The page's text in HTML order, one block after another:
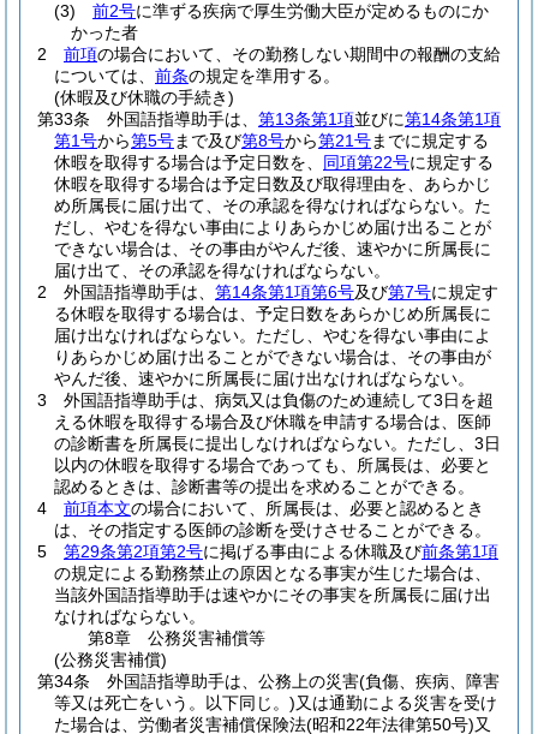
(3)
前2号に準ずる疾病で厚生労働大臣が定めるものにか
かった者
2
前項の場合において、その勤務しない期間中の報酬の支給
については、 前条の規定を準用する。
(休暇及び休職の手続き)
第33条
外国語指導助手は、 第13条第1項並びに第14条第1項
第1号から第5号まで及び第8号から第21号までに規定する
休暇を取得する場合は予定日数を、 同項第22号に規定する
休暇を取得する場合は予定日数及び取得理由を、あらかじ
め所属長に届け出て、その承認を得なければならない。 た
だし、やむを得ない事由によりあらかじめ届け出ることが
できない場合は、その事由がやんだ後、速やかに所属長に
届け出て、その承認を得なければならない。
2
外国語指導助手は、 第14条第1項第6号及び第7号に規定す
る休暇を取得する場合は、予定日数をあらかじめ所属長に
届け出なければならない。 ただし、やむを得ない事由によ
りあらかじめ届け出ることができない場合は、その事由が
やんだ後、速やかに所属長に届け出なければならない。
3
外国語指導助手は、病気又は負傷のため連続して3日を超
える休暇を取得する場合及び休職を申請する場合は、医師
の診断書を所属長に提出しなければならない。 ただし、3日
以内の休暇を取得する場合であっても、所属長は、必要と
認めるときは、診断書等の提出を求めることができる。
4
前項本文の場合において、所属長は、必要と認めるとき
は、その指定する医師の診断を受けさせることができる。
5
第29条第2項第2号に掲げる事由による休職及び前条第1項
の規定による勤務禁止の原因となる事実が生じた場合は、
当該外国語指導助手は速やかにその事実を所属長に届け出
なければならない。
第8章
公務災害補償等
(公務災害補償)
第34条
外国語指導助手は、公務上の災害(負傷、疾病、障害
等又は死亡をいう。以下同じ。)又は通勤による災害を受け
た場合は、労働者災害補償保険法(昭和22年法律第50号)又